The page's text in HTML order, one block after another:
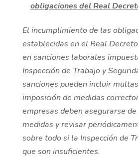
obligaciones del Real
El incumplimiento de las
establecidas en el Real
en sanciones laborales
Inspección de Trabajo y
sanciones pueden incluir
imposición de medidas
empresas deben asegurarse
medidas y revisar
sobre todo si la Inspección de
que son insuficientes.